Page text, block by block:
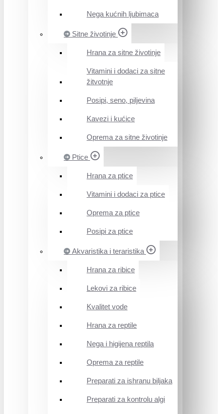
Nega kućnih ljubimaca
Sitne životinje
Hrana za sitne životinje
Vitamini i dodaci za sitne
žitvotnje
Posipi, seno, piljevina
Kavezi i kućice
Oprema za sitne životinje
Ptice
Hrana za ptice
Vitamini i dodaci za ptice
Oprema za ptice
Posipi za ptice
Akvaristika i teraristika
Hrana za ribice
Lekovi za ribice
Kvalitet vode
Hrana za reptile
Nega i higijena reptila
Oprema za reptile
Preparati za ishranu biljaka
Preparati za kontrolu algi